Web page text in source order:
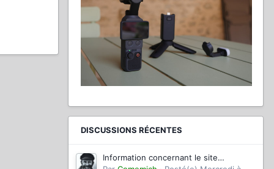
DISCUSSIONS RÉCENTES
Information concernant le site